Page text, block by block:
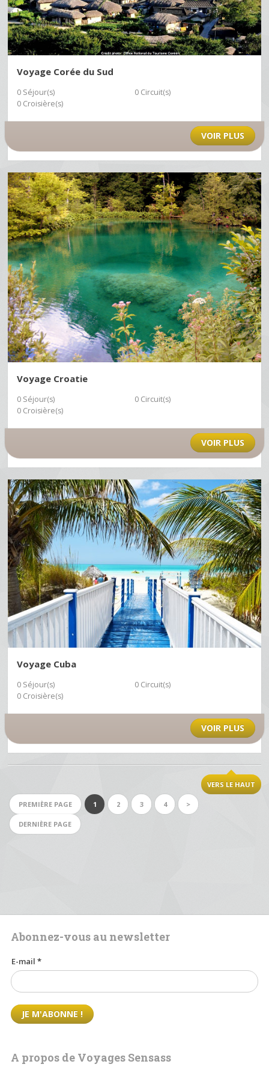
Voyage Corée du Sud
0 Séjour(s)
0 Circuit(s)
0 Croisière(s)
VOIR PLUS
Voyage Croatie
0 Séjour(s)
0 Circuit(s)
0 Croisière(s)
VOIR PLUS
Voyage Cuba
0 Séjour(s)
0 Circuit(s)
0 Croisière(s)
VOIR PLUS
VERS LE HAUT
PREMIÈRE PAGE 1 2 3 4 >
DERNIÈRE PAGE
Abonnez-vous au newsletter
E-mail*
A propos de Voyages Sensass